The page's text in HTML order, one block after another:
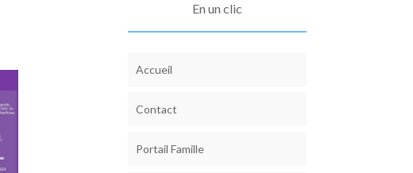
En un clic
Accueil
Contact
Portail Famille